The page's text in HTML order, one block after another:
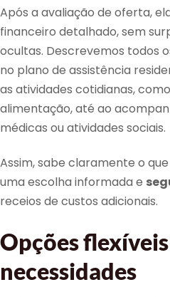
Após a avaliação de oferta,
financeiro detalhado, sem
ocultas. Descrevemos todos
no plano de assistência
as atividades cotidianas,
alimentação, até ao
médicas ou atividades sociais.
Assim, sabe claramente o
uma escolha informada e
receios de custos adicionais.
Opções
necessidades